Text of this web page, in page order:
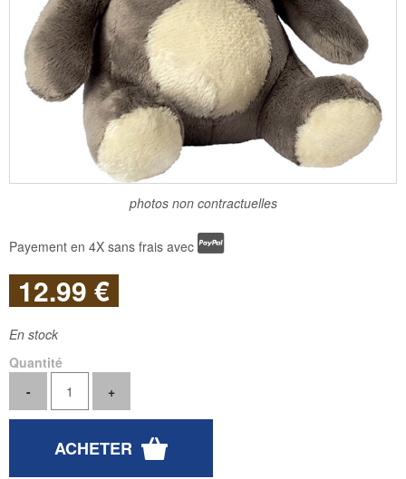
photos non contractuelles
Payement en 4X sans frais avec
12.99 €
En stock
Quantité